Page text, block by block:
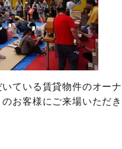
ている賃貸物件のオー
お客様にご来場いただ